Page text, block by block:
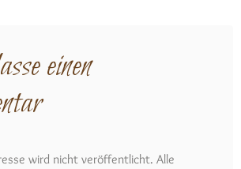
einen
wird nicht veröffentlicht. Alle